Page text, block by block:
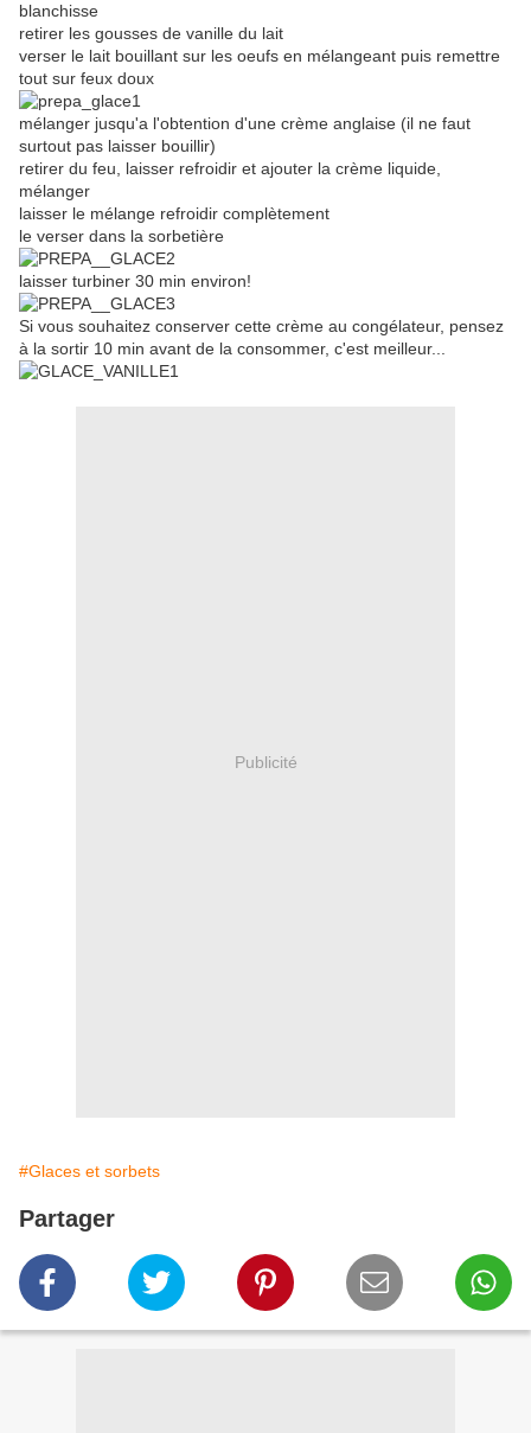
blanchisse
retirer les gousses de vanille du lait
verser le lait bouillant sur les oeufs en mélangeant puis remettre
tout sur feux doux
mélanger jusqu'a l'obtention d'une crème anglaise (il ne faut
surtout pas laisser bouillir)
retirer du feu, laisser refroidir et ajouter la crème liquide,
mélanger
laisser le mélange refroidir complètement
le verser dans la sorbetière
laisser turbiner 30 min environ!
Si vous souhaitez conserver cette crème au congélateur, pensez
à la sortir 10 min avant de la consommer, c'est meilleur...
Publicité
#Glaces et sorbets
Partager